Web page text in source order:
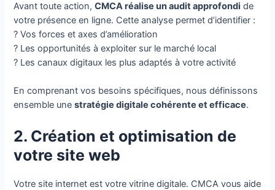
Avant toute action,CMCA réalise un audit approfondi de
votre présence en ligne. Cette analyse permet d’identifier :
? Vos forces et axes d’amélioration
? Les opportunités à exploiter sur le marché local
? Les canaux digitaux les plus adaptés à votre activité
En comprenant vos besoins spécifiques, nous définissons
ensemble unestratégie digitale cohérente et efficace.
2. Création et optimisation de
votre site web
Votre site internet est votre vitrine digitale. CMCA vous aide